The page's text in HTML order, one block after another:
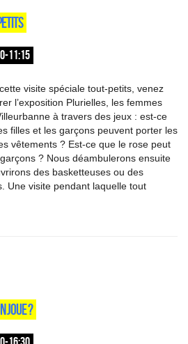
11:15
visite spéciale tout-petits, venez
l’exposition Plurielles, les femmes
à travers des jeux : est-ce
filles et les garçons peuvent porter les
vêtements ? Est-ce que le rose peut
? Nous déambulerons ensuite
des basketteuses ou des
Une visite pendant laquelle tout
JOUE ?